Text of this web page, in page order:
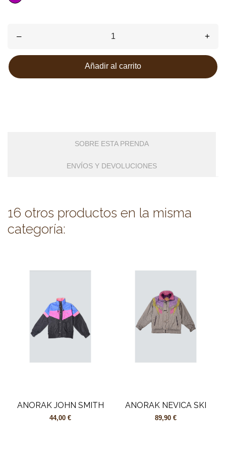
– +
Añadir al carrito
SOBRE ESTA PRENDA
ENVÍOS Y DEVOLUCIONES
16 otros productos en la misma
categoría:
ANORAK JOHN SMITH
44,00 €
ANORAK NEVICA SKI
89,90 €